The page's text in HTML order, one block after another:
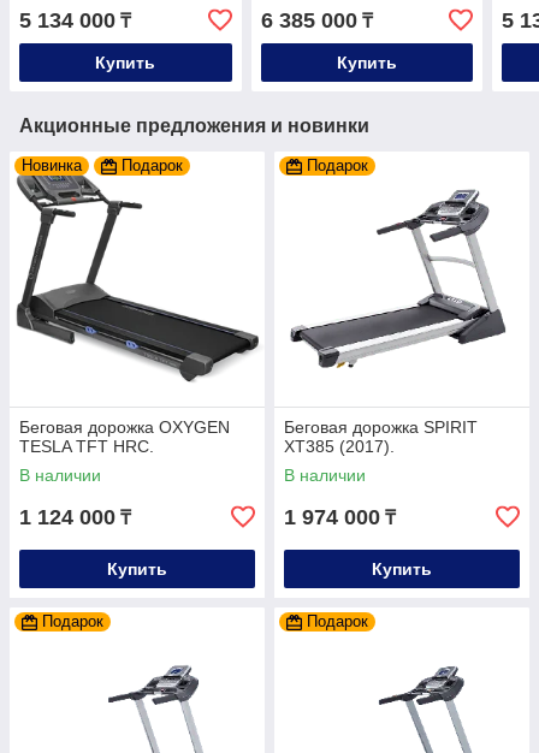
5 134 000 ₸
Купить
6 385 000₸
Купить
5
Акционные предложения и новинки
Новинка Подарок
Беговая дорожка OXYGEN
TESLA TFT HRC.
В наличии
1 124 000 ₸
Купить
Подарок
Беговая дорожка SPIRIT
XT385 (2017).
В наличии
1 974 000 ₸
Купить
Подарок Подарок